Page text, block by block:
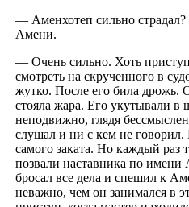
— Аменхотеп сильно
Амени.
— Очень сильно. Хоть
смотреть на скрученного в
жутко. После его била дрожь.
стояла жара. Его укутывали в
неподвижно, глядя
слушал и ни c кем не говорил.
самого заката. Но каждый раз
позвали наставника по
бросал все дела и спешил к
неважно, чем он занимался в